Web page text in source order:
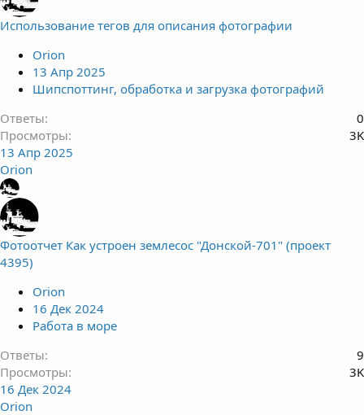
Использование тегов для описания фотографии
Orion
13 Апр 2025
Шипспоттинг, обработка и загрузка фотографий
Ответы
0
Просмотры
3K
13 Апр 2025
Orion
Фотоотчет Как устроен землесос "Донской-701" (проект
4395)
Orion
16 Дек 2024
Работа в море
Ответы
9
Просмотры
3K
16 Дек 2024
Orion